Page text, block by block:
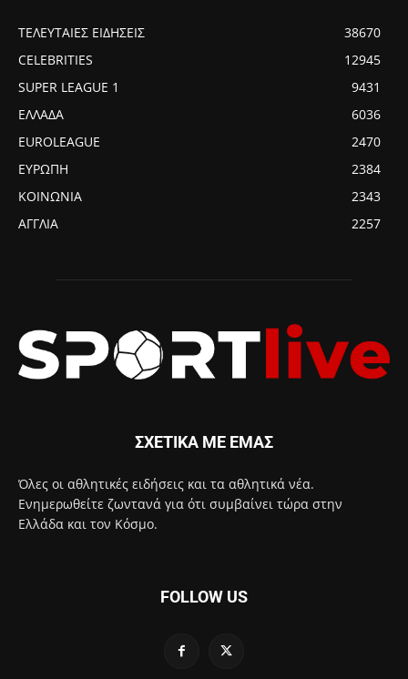
ΤΕΛΕΥΤΑΙΕΣ ΕΙΔΗΣΕΙΣ
38670
CELEBRITIES
12945
SUPER LEAGUE 1
9431
ΕΛΛΑΔΑ
6036
EUROLEAGUE
2470
ΕΥΡΩΠΗ
2384
ΚΟΙΝΩΝΙΑ
2343
ΑΓΓΛΙΑ
2257
ΣΧΕΤΙΚΑ ΜΕ ΕΜΑΣ
Όλες οι αθλητικές ειδήσεις και τα αθλητικά νέα.
Ενημερωθείτε ζωντανά για ότι συμβαίνει τώρα στην
Ελλάδα και τον Κόσμο.
FOLLOW US